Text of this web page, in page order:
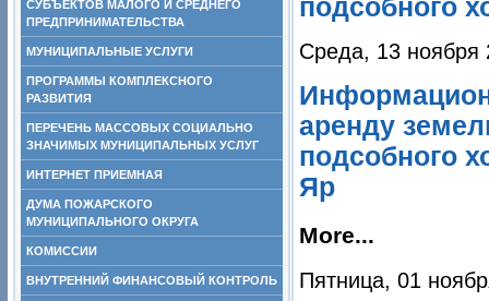
СУБЪЕКТОВ МАЛОГО И СРЕДНЕГО
ПРЕДПРИНИМАТЕЛЬСТВА
МУНИЦИПАЛЬНЫЕ УСЛУГИ
ПРОГРАММЫ КОМПЛЕКСНОГО
РАЗВИТИЯ
ПЕРЕЧЕНЬ МАССОВЫХ СОЦИАЛЬНО
ЗНАЧИМЫХ МУНИЦИПАЛЬНЫХ УСЛУГ
ИНТЕРНЕТ ПРИЕМНАЯ
ДУМА ПОЖАРСКОГО
МУНИЦИПАЛЬНОГО ОКРУГА
КОМИССИИ
ВНУТРЕННИЙ ФИНАНСОВЫЙ КОНТРОЛЬ
подсобного
Среда, 13 ноября
аренду
подсобного
Яр
More...
Пятница, 01